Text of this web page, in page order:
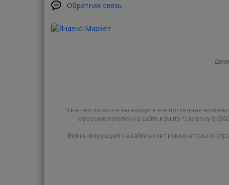
Обратная связь
В нашем каталоге вы найдете все последние
оформив покупку на сайте или по телефону 8
Вся информация на сайте носит исключительно